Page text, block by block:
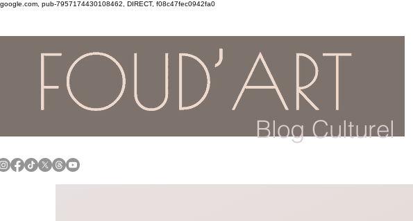
google.com, pub-7957174430108462, DIRECT, f08c47fec0942fa0
Blog Culturel